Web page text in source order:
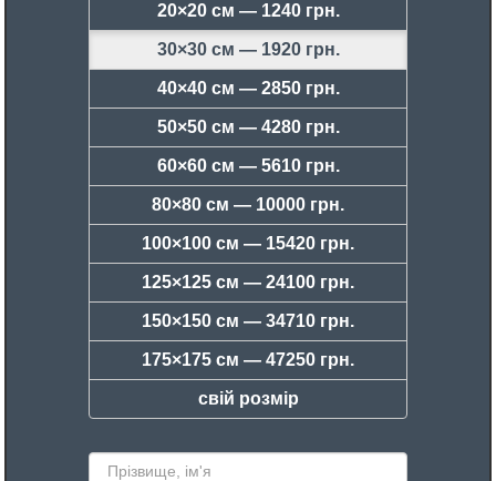
20×20 см — 1240 грн.
30×30 см — 1920 грн.
40×40 см — 2850 грн.
50×50 см — 4280 грн.
60×60 см — 5610 грн.
80×80 см — 10000 грн.
100×100 см — 15420 грн.
125×125 см — 24100 грн.
150×150 см — 34710 грн.
175×175 см — 47250 грн.
свій розмір